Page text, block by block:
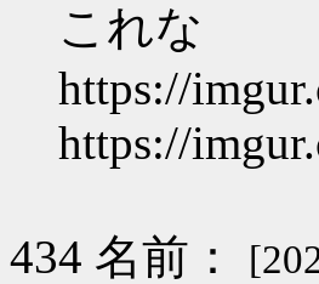
これな
https://
https://
434 名前：